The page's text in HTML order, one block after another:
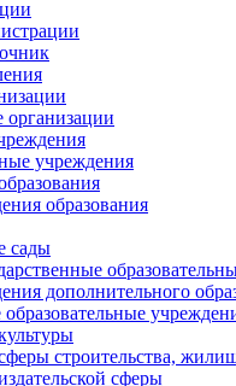
учреждения
образования
сады
дополнительного
строительства,
сферы